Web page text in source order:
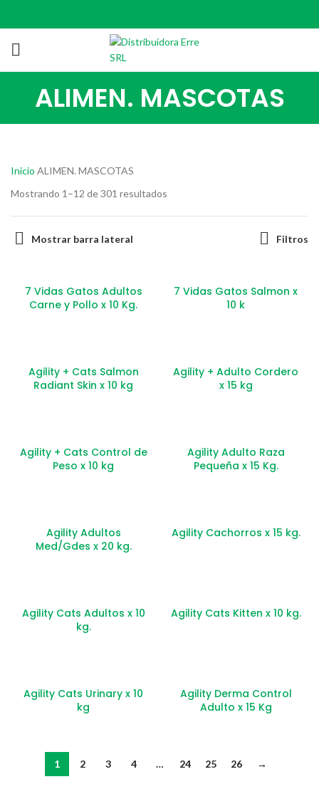
ALIMEN. MASCOTAS
Inicio ALIMEN. MASCOTAS
Mostrando 1–12 de 301 resultados
Mostrar barra lateral Filtros
7 Vidas Gatos Adultos
Carne y Pollo x 10 Kg.
7 Vidas Gatos Salmon x
10 k
Agility + Cats Salmon
Radiant Skin x 10 kg
Agility + Adulto Cordero
x 15 kg
Agility + Cats Control de
Peso x 10 kg
Agility Adulto Raza
Pequeña x 15 Kg.
Agility Adultos
Med/Gdes x 20 kg.
Agility Cachorros x 15 kg.
Agility Cats Adultos x 10
kg.
Agility Cats Kitten x 10 kg.
Agility Cats Urinary x 10
kg
Agility Derma Control
Adulto x 15 Kg
1 2 3 4 … 24 25 26 →